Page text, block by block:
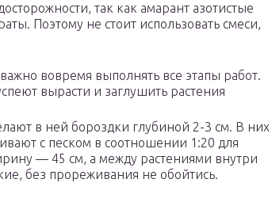
так как амарант азотистые
Поэтому не стоит использовать смеси,
вовремя выполнять все этапы работ.
вырасти и заглушить растения
в ней бороздки глубиной 2-3 см. В них
с песком в соотношении 1:20 для
— 45 см, а между растениями внутри
без прореживания не обойтись.